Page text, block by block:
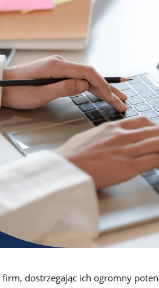
Opinie
Dowiedz się, co o platformie
użytkownicy
Baza wiedzy
Dowiedz się więcej o
lojalnościowego w Loyalty
dostrzegając ich ogromny